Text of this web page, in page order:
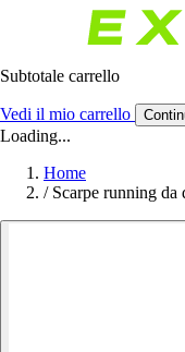
Subtotale carrello
Vedi il mio carrello
Loading...
Home
/ Scarpe running da